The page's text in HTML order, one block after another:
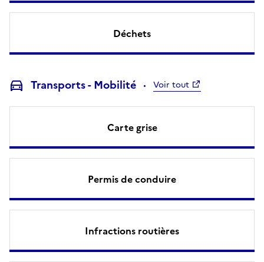
Déchets
Transports - Mobilité Voir tout
Carte grise
Permis de conduire
Infractions routières